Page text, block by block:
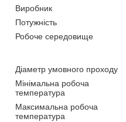
Виробник
Потужність
Робоче середовище
Діаметр умовного проходу
Мінімальна робоча
температура
Максимальна робоча
температура